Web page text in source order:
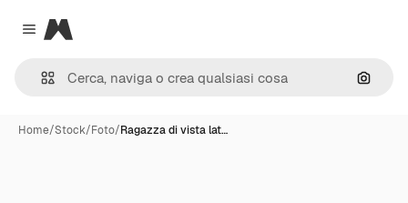
Close menu
Magnific
Cerca
Home/Stock/Foto/Ragazza di vista lat…